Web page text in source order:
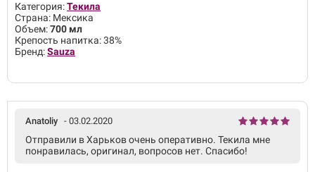
Категория:Текила
Страна: Мексика
Объем:700 мл
Крепость напитка: 38%
Бренд:Sauza
Anatoliy - 03.02.2020
Отправили в Харьков очень оперативно. Текила мне
понравилась, оригинал, вопросов нет. Спасибо!